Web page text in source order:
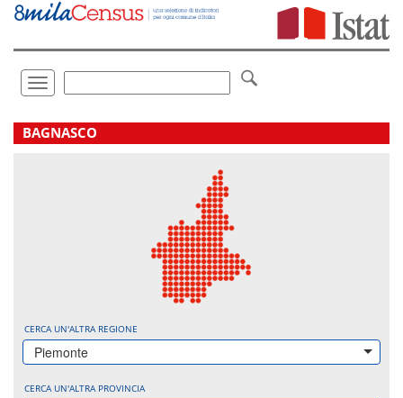
Vai
direttamente
Toggle
navigation
.
BAGNASCO
CERCA UN'ALTRA REGIONE
Piemonte
CERCA UN'ALTRA PROVINCIA